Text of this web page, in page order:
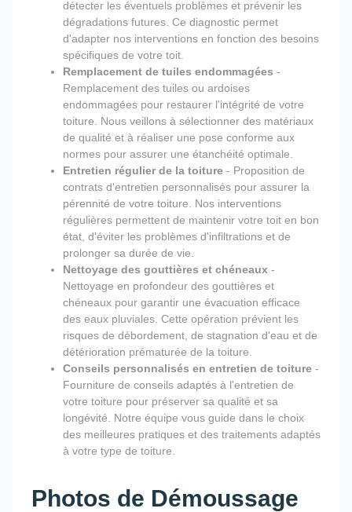
détecter les éventuels problèmes et prévenir les
dégradations futures. Ce diagnostic permet
d'adapter nos interventions en fonction des besoins
spécifiques de votre toit.
Remplacement de tuiles endommagées -
Remplacement des tuiles ou ardoises
endommagées pour restaurer l'intégrité de votre
toiture. Nous veillons à sélectionner des matériaux
de qualité et à réaliser une pose conforme aux
normes pour assurer une étanchéité optimale.
Entretien régulier de la toiture - Proposition de
contrats d'entretien personnalisés pour assurer la
pérennité de votre toiture. Nos interventions
régulières permettent de maintenir votre toit en bon
état, d'éviter les problèmes d'infiltrations et de
prolonger sa durée de vie.
Nettoyage des gouttières et chéneaux -
Nettoyage en profondeur des gouttières et
chéneaux pour garantir une évacuation efficace
des eaux pluviales. Cette opération prévient les
risques de débordement, de stagnation d'eau et de
détérioration prématurée de la toiture.
Conseils personnalisés en entretien de toiture -
Fourniture de conseils adaptés à l'entretien de
votre toiture pour préserver sa qualité et sa
longévité. Notre équipe vous guide dans le choix
des meilleures pratiques et des traitements adaptés
à votre type de toiture.
Photos de Démoussage